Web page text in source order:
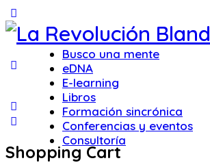
Panel
Busco una mente
eDNA
E-learning
Libros
Formación sincrónica
Conferencias y eventos
Consultoría
Shopping Cart